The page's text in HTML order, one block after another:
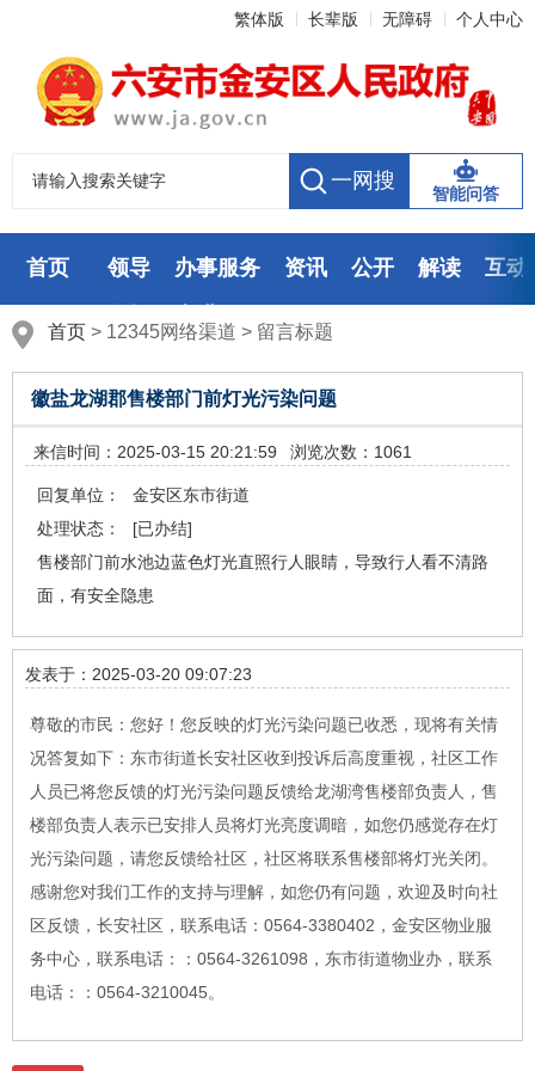
繁体版 长辈版 无障碍 个人中心
智能问答
首页 领导 办事服务 资讯 公开 解读
互动
首页 > 12345网络渠道 > 留言标题
徽盐龙湖郡售楼部门前灯光污染问题
来信时间：2025-03-15 20:21:59 浏览次数：1061
回复单位：
金安区东市街道
处理状态：
[已办结]
售楼部门前水池边蓝色灯光直照行人眼睛，导致行人看不清路
面，有安全隐患
发表于：2025-03-20 09:07:23
尊敬的市民：您好！您反映的灯光污染问题已收悉，现将有关情
况答复如下：东市街道长安社区收到投诉后高度重视，社区工作
人员已将您反馈的灯光污染问题反馈给龙湖湾售楼部负责人，售
楼部负责人表示已安排人员将灯光亮度调暗，如您仍感觉存在灯
光污染问题，请您反馈给社区，社区将联系售楼部将灯光关闭。
感谢您对我们工作的支持与理解，如您仍有问题，欢迎及时向社
区反馈，长安社区，联系电话：0564-3380402，金安区物业服
务中心，联系电话：：0564-3261098，东市街道物业办，联系
电话：：0564-3210045。